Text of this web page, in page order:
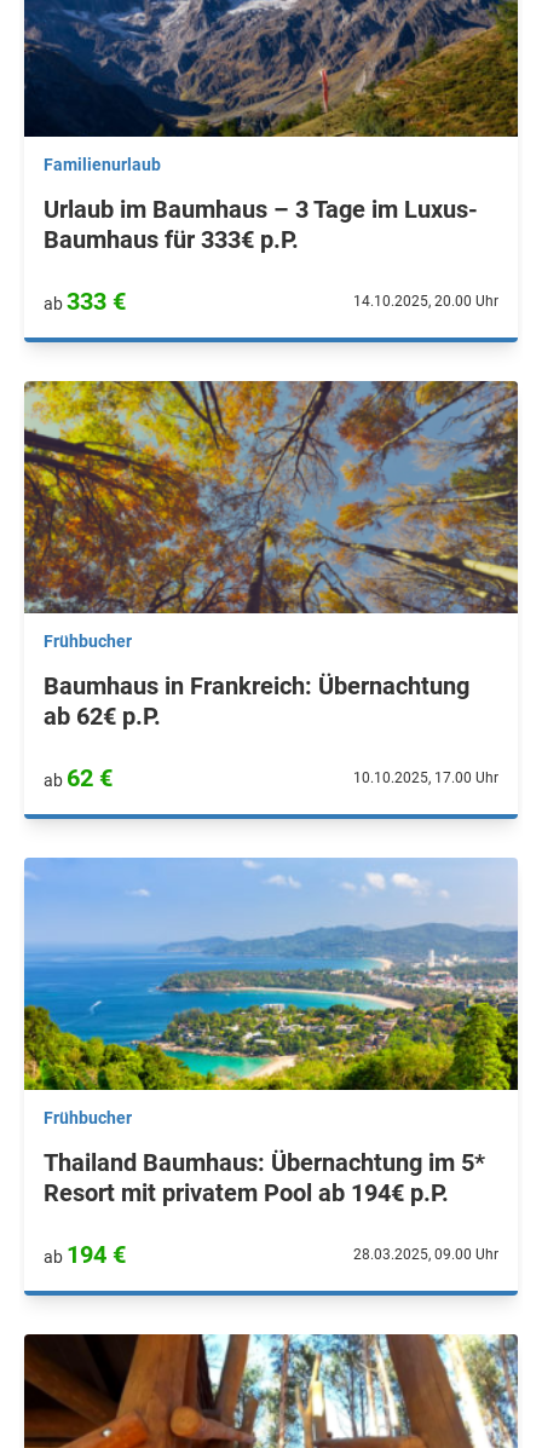
Familienurlaub
Urlaub im Baumhaus – 3 Tage im Luxus-
Baumhaus für 333€ p.P.
ab333 € 14.10.2025, 20.00 Uhr
Frühbucher
Baumhaus in Frankreich: Übernachtung
ab 62€ p.P.
ab 62 € 10.10.2025, 17.00 Uhr
Frühbucher
Thailand Baumhaus: Übernachtung im 5*
Resort mit privatem Pool ab 194€ p.P.
ab 194 € 28.03.2025, 09.00 Uhr